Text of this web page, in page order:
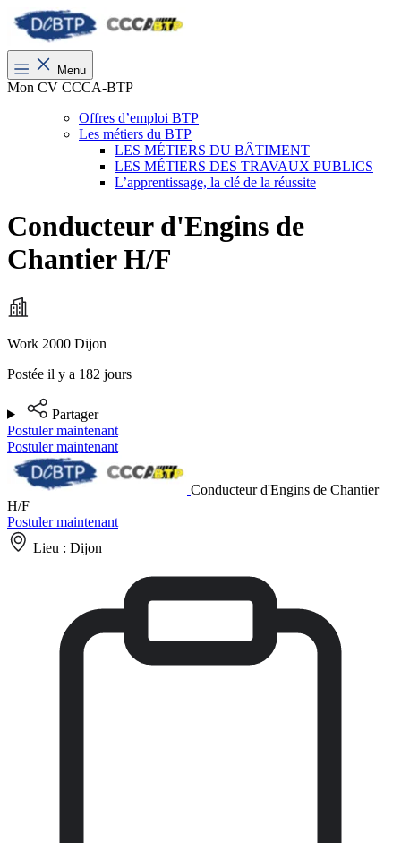
Menu
Mon CV CCCA-BTP
Offres d’emploi BTP
Les métiers du BTP
LES MÉTIERS DU BÂTIMENT
LES MÉTIERS DES TRAVAUX PUBLICS
L’apprentissage, la clé de la réussite
Conducteur d'Engins de
Chantier H/F
Work 2000 Dijon
Postée il y a 182 jours
Partager
Postuler maintenant
Postuler maintenant
Conducteur d'Engins de Chantier
H/F
Postuler maintenant
Lieu : Dijon